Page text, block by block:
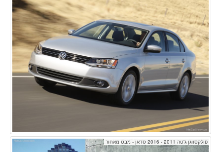
פולקסווגן ג'טה 2011 - 2016 סדאן - מבט מאחור